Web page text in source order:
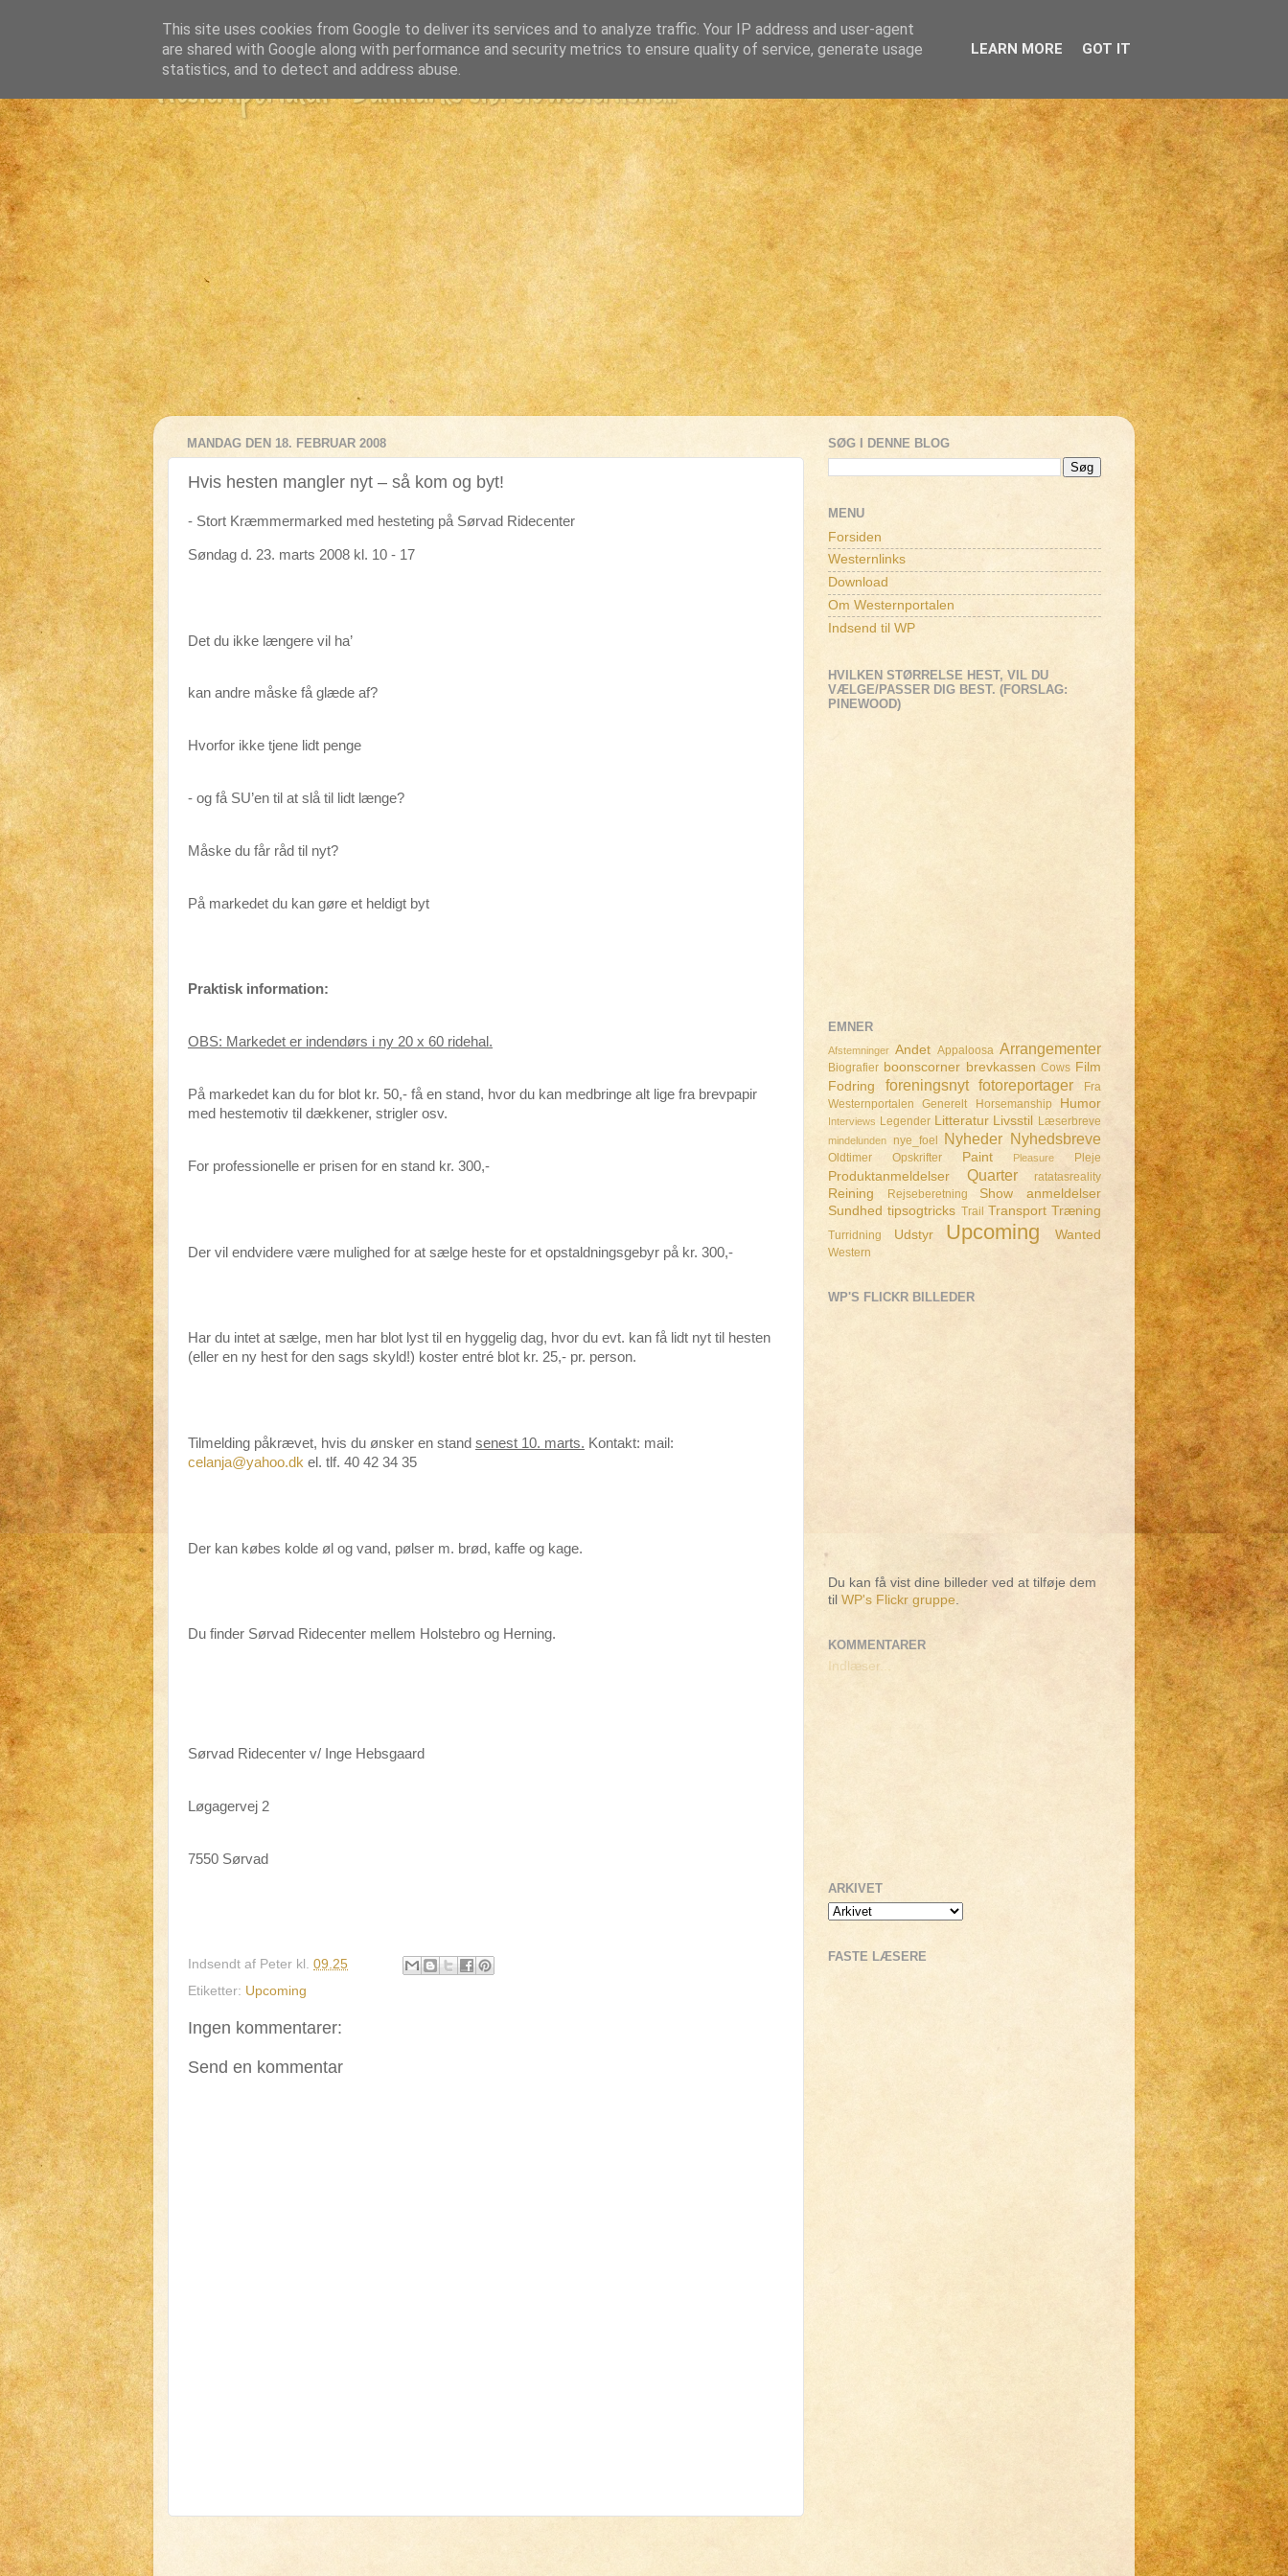
Westernportalen - Danmarks største westernsite...
MANDAG DEN 18. FEBRUAR 2008
Hvis hesten mangler nyt – så kom og byt!
- Stort Kræmmermarked med hesteting på Sørvad Ridecenter
Søndag d. 23. marts 2008 kl. 10 - 17
Det du ikke længere vil ha’
kan andre måske få glæde af?
Hvorfor ikke tjene lidt penge
- og få SU’en til at slå til lidt længe?
Måske du får råd til nyt?
På markedet du kan gøre et heldigt byt
Praktisk information:
OBS: Markedet er indendørs i ny 20 x 60 ridehal.
På markedet kan du for blot kr. 50,- få en stand, hvor du kan medbringe alt lige fra brevpapir
med hestemotiv til dækkener, strigler osv.
For professionelle er prisen for en stand kr. 300,-
Der vil endvidere være mulighed for at sælge heste for et opstaldningsgebyr på kr. 300,-
Har du intet at sælge, men har blot lyst til en hyggelig dag, hvor du evt. kan få lidt nyt til hesten
(eller en ny hest for den sags skyld!) koster entré blot kr. 25,- pr. person.
Tilmelding påkrævet, hvis du ønsker en stand senest 10. marts. Kontakt: mail:
celanja@yahoo.dk el. tlf. 40 42 34 35
Der kan købes kolde øl og vand, pølser m. brød, kaffe og kage.
Du finder Sørvad Ridecenter mellem Holstebro og Herning.
Sørvad Ridecenter v/ Inge Hebsgaard
Løgagervej 2
7550 Sørvad
Indsendt af Peter kl. 09.25
Etiketter: Upcoming
Ingen kommentarer:
Send en kommentar
SØG I DENNE BLOG
MENU
Forsiden
Westernlinks
Download
Om Westernportalen
Indsend til WP
HVILKEN STØRRELSE HEST, VIL DU
VÆLGE/PASSER DIG BEST. (FORSLAG:
PINEWOOD)
EMNER
Afstemninger Andet Appaloosa Arrangementer
Biografier boonscorner brevkassen Cows Film
Fodring
foreningsnyt fotoreportager
Fra
Westernportalen
Generelt Horsemanship Humor
Interviews Legender Litteratur Livsstil Læserbreve
mindelunden nye_foel Nyheder Nyhedsbreve
Oldtimer Opskrifter Paint Pleasure Pleje
Produktanmeldelser Quarter ratatasreality
Reining Rejseberetning
Show anmeldelser
Sundhed tipsogtricks Trail Transport Træning
Turridning Udstyr Upcoming Wanted
Western
WP'S FLICKR BILLEDER
Du kan få vist dine billeder ved at tilføje dem
til WP's Flickr gruppe
KOMMENTARER
Indlæser...
ARKIVET
FASTE LÆSERE
This site uses cookies from Google to deliver its services and to analyze traffic. Your IP address and user-agent
are shared with Google along with performance and security metrics to ensure quality of service, generate usage
statistics, and to detect and address abuse.
LEARN MORE GOT IT